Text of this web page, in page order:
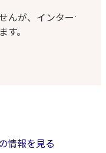
んが、インターナ
。
情報を見る